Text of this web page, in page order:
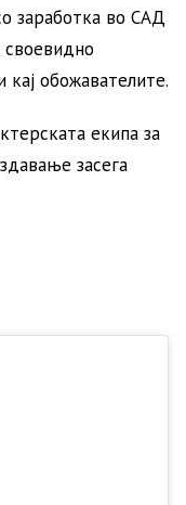
заработка во САД
обожавателите.
екипа за
засега